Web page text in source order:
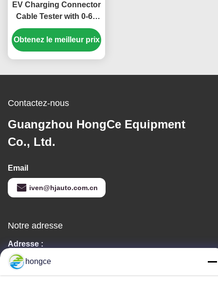
EV Charging Connector
Cable Tester with 0-60
Times/Min Swing Speed
0-180 Swing Angle and
6 Stations for Tensile
Durability Testing
Obtenez le meilleur prix
Contactez-nous
Guangzhou HongCe Equipment
Co., Ltd.
Email
iven@hjauto.com.cn
Notre adresse
Adresse :
No. 6-39, ferme Yaogu, village Shibi No. 3, rue Shibi, district de
Panyu, Guangzhou
hongce